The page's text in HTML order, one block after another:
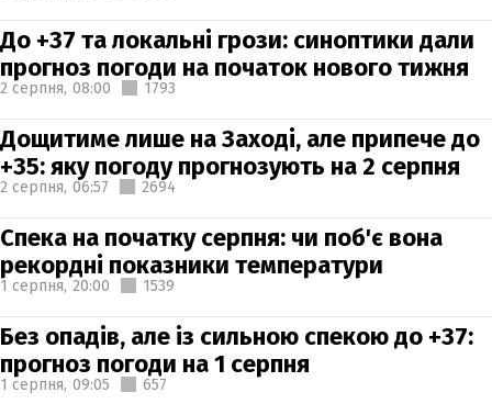
До +37 та локальні грози: синоптики дали
прогноз погоди на початок нового тижня
2 серпня, 08:00 1793
Дощитиме лише на Заході, але припече до
+35: яку погоду прогнозують на 2 серпня
2 серпня, 06:57 2694
Спека на початку серпня: чи поб'є вона
рекордні показники температури
1 серпня, 20:00 1539
Без опадів, але із сильною спекою до +37:
прогноз погоди на 1 серпня
1 серпня, 09:05 657